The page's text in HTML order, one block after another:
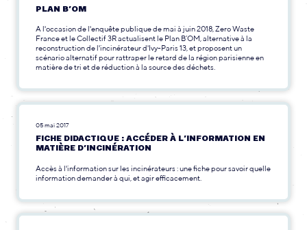
PLAN B’OM
A l'occasion de l'enquête publique de mai à juin 2018, Zero Waste
France et le Collectif 3R actualisent le Plan B’OM, alternative à la
reconstruction de l'incinérateur d'Ivy-Paris 13, et proposent un
scénario alternatif pour rattraper le retard de la région parisienne en
matière de tri et de réduction à la source des déchets.
05 mai 2017
FICHE DIDACTIQUE : ACCÉDER À L’INFORMATION EN
MATIÈRE D’INCINÉRATION
Accès à l'information sur les incinérateurs : une fiche pour savoir quelle
information demander à qui, et agir efficacement.